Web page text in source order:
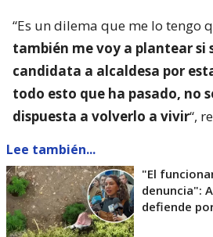
“Es un dilema que me lo tengo
también me voy a plantear si
candidata a alcaldesa por
todo esto que ha pasado, no
dispuesta a volverlo a vivir“,
Lee también...
"El
denuncia":
defiende